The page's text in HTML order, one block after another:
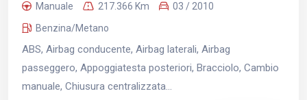
Manuale 217.366 Km
03 / 2010
Benzina/Metano
ABS, Airbag conducente, Airbag laterali, Airbag
passeggero, Appoggiatesta posteriori, Bracciolo, Cambio
manuale, Chiusura centralizzata...